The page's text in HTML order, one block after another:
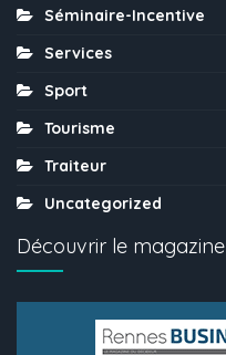
Séminaire-Incentive
Services
Sport
Tourisme
Traiteur
Uncategorized
Découvrir le magazine